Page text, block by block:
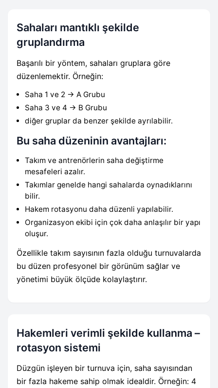
Sahaları mantıklı şekilde
gruplandırma
Başarılı bir yöntem, sahaları gruplara göre
düzenlemektir. Örneğin:
Saha 1 ve 2 → A Grubu
Saha 3 ve 4 → B Grubu
diğer gruplar da benzer şekilde ayrılabilir.
Bu saha düzeninin avantajları:
Takım ve antrenörlerin saha değiştirme
mesafeleri azalır.
Takımlar genelde hangi sahalarda oynadıklarını
bilir.
Hakem rotasyonu daha düzenli yapılabilir.
Organizasyon ekibi için çok daha anlaşılır bir yapı
oluşur.
Özellikle takım sayısının fazla olduğu turnuvalarda
bu düzen profesyonel bir görünüm sağlar ve
yönetimi büyük ölçüde kolaylaştırır.
Hakemleri verimli şekilde kullanma –
rotasyon sistemi
Düzgün işleyen bir turnuva için, saha sayısından
bir fazla hakeme sahip olmak idealdir. Örneğin: 4